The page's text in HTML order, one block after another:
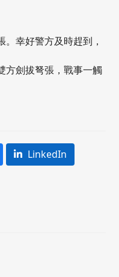
幸好警方及時趕到，
方劍拔弩張，戰事一觸
LinkedIn